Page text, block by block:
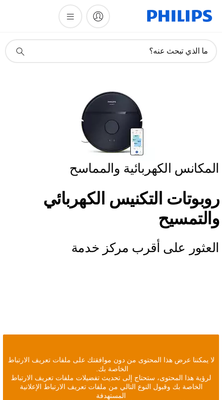
دعم
ما الذي تبحث عنه؟
المكانس الكهربائية والمماسح
روبوتات التكنيس الكهربائي
والتمسيح
العثور على أقرب مركز خدمة
لا يمكننا عرض هذا المحتوى من دون موافقتك على ملفات تعريف الارتباط
الخاصة بك.
لرؤية هذا المحتوى، ستحتاج إلى تحديث تفضيلات ملفات تعريف الارتباط
الخاصة بك وقبول النوع التالي من ملفات تعريف الارتباط الإعلانية
المستهدفة